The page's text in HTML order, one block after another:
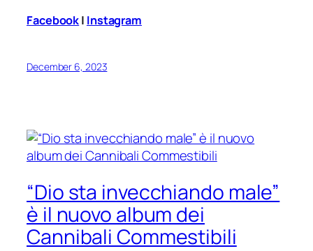
Facebook| Instagram
December 6, 2023
“Dio sta invecchiando male”
è il nuovo album dei
Cannibali Commestibili